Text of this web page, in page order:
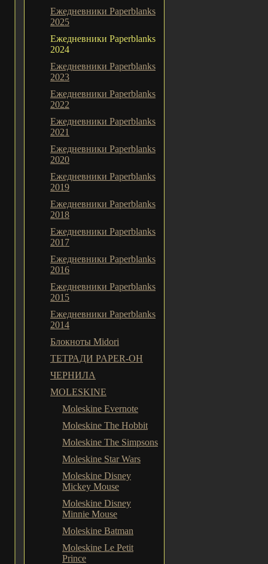
Ежедневники Paperblanks
2025
Ежедневники Paperblanks
2024
Ежедневники Paperblanks
2023
Ежедневники Paperblanks
2022
Ежедневники Paperblanks
2021
Ежедневники Paperblanks
2020
Ежедневники Paperblanks
2019
Ежедневники Paperblanks
2018
Ежедневники Paperblanks
2017
Ежедневники Paperblanks
2016
Ежедневники Paperblanks
2015
Ежедневники Paperblanks
2014
Блокноты Midori
ТЕТРАДИ PAPER-OH
ЧЕРНИЛА
MOLESKINE
Moleskine Evernote
Moleskine The Hobbit
Moleskine The Simpsons
Moleskine Star Wars
Moleskine Disney
Mickey Mouse
Moleskine Disney
Minnie Mouse
Moleskine Batman
Moleskine Le Petit
Prince